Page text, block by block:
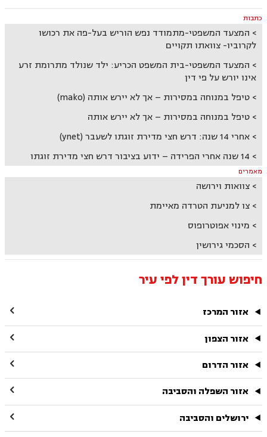
כתבות
המצעד המשפטי-מתמודד נפש הוריש בעל-פה את רכושו
לקרוביו- צוואתו תקויים
המצעד המשפטי-בית המשפט הכריע: ילד שנולד מתרומת זרע
אינו יורש על פי דין
טיפל במנוחה במסירות – אך לא יירש אותה (mako)
טיפל במנוחה במסירות – אך לא יירש אותה
אחרי 14 שנה: דרש חצי מדירת זוגתו לשעבר (ynet)
14 שנה אחרי הפרידה – ידוע בציבור דרש חצי מדירת זוגתו
מאמרים
צוואות וירושה
צו למניעת הטרדה מאיימת
מינוי אפוטרופוס
הסכמי גירושין
חיפוש עורך דין לפי עיר
אזור המרכז 
אזור הצפון 
אזור הדרום 
אזור השפלה והסביבה 
ירושלים והסביבה 